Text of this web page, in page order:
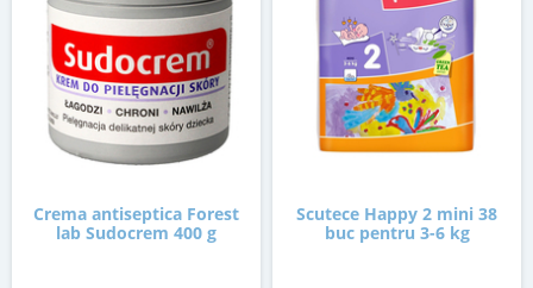
Crema antiseptica Forest
lab Sudocrem 400 g
Scutece Happy 2 mini 38
buc pentru 3-6 kg